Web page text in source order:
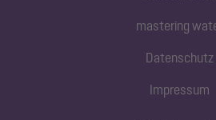
mastering
Datenschutz
Impressum